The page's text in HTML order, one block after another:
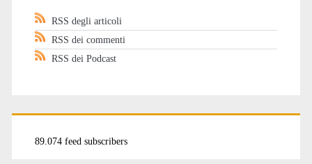
RSS degli articoli
RSS dei commenti
RSS dei Podcast
89.074 feed subscribers